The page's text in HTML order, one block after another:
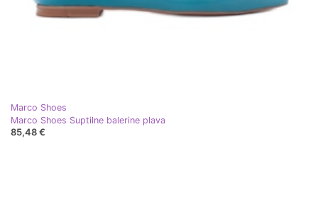
Marco Shoes
Marco Shoes Suptilne balerine plava
85,48 €